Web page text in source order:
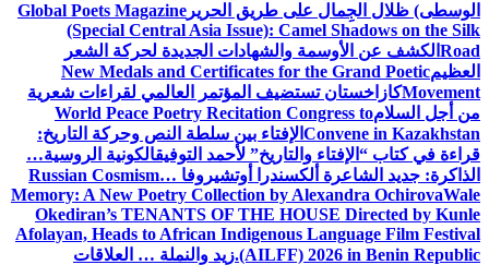
الوسطى) ظلال الجِمال على طريق الحرير Global Poets Magazine
(Special Central Asia Issue): Camel Shadows on the Silk
Road الكشف عن الأوسمة والشهادات الجديدة لحركة الشعر
العظيمNew Medals and Certificates for the Grand Poetic
Movementكازاخستان تستضيف المؤتمر العالمي لقراءات شعرية
من أجل السلامWorld Peace Poetry Recitation Congress to
Convene in Kazakhstan الإفتاء بين سلطة النص وحركة التاريخ:
قراءة في كتاب “الإفتاء والتاريخ” لأحمد التوفيقالكونية الروسية…
الذاكرة: جديد الشاعرة ألكسندرا أوتشيروفا Russian Cosmism…
Memory: A New Poetry Collection by Alexandra OchirovaWale
Okediran’s TENANTS OF THE HOUSE Directed by Kunle
Afolayan, Heads to African Indigenous Language Film Festival
(AILFF) 2026 in Benin Republic. زيد والنملة … العلاقات